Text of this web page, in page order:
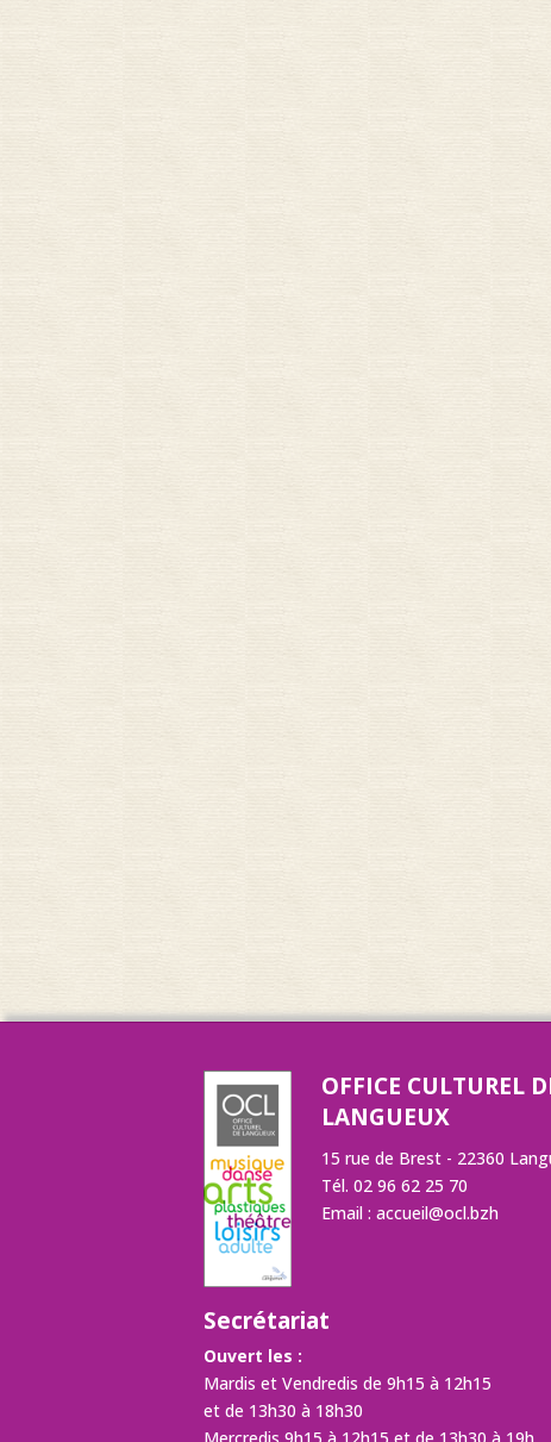
OFFICE CULTUREL
LANGUEUX
15 rue de Brest - 22360
Tél. 02 96 62 25 70
Email : accueil@ocl.bzh
Secrétariat
Ouvert les :
Mardis et Vendredis de 9h15 à 12h15
et de 13h30 à 18h30